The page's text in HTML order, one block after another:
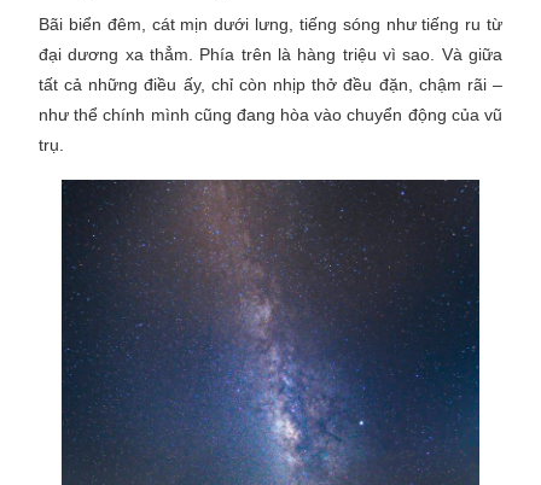
Bãi biển đêm, cát mịn dưới lưng, tiếng sóng như tiếng ru từ
đại dương xa thẳm. Phía trên là hàng triệu vì sao. Và giữa
tất cả những điều ấy, chỉ còn nhịp thở đều đặn, chậm rãi –
như thể chính mình cũng đang hòa vào chuyển động của vũ
trụ.